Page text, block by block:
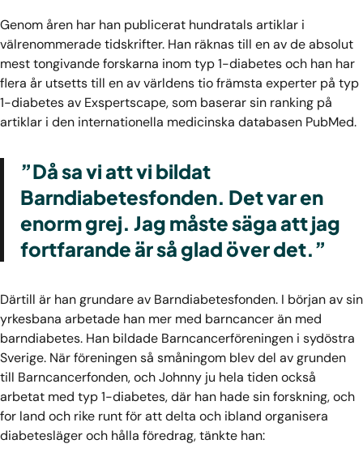
Genom åren har han publicerat hundratals artiklar i
välrenommerade tidskrifter. Han räknas till en av de absolut
mest tongivande forskarna inom typ 1-diabetes och han har
flera år utsetts till en av världens tio främsta experter på typ
1-diabetes av Exspertscape, som baserar sin ranking på
artiklar i den internationella medicinska databasen PubMed.
”Då sa vi att vi bildat
Barndiabetesfonden. Det var en
enorm grej. Jag måste säga att jag
fortfarande är så glad över det.”
Därtill är han grundare av Barndiabetesfonden. I början av sin
yrkesbana arbetade han mer med barncancer än med
barndiabetes. Han bildade Barncancerföreningen i sydöstra
Sverige. När föreningen så småningom blev del av grunden
till Barncancerfonden, och Johnny ju hela tiden också
arbetat med typ 1-diabetes, där han hade sin forskning, och
for land och rike runt för att delta och ibland organisera
diabetesläger och hålla föredrag, tänkte han: